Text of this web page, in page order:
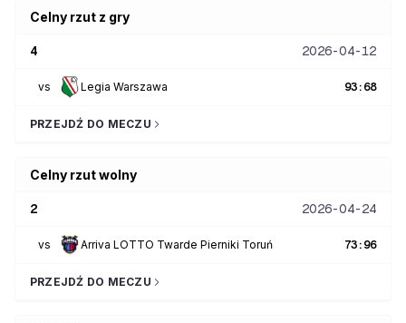
Celny rzut z gry
4 2026-04-12
vs Legia Warszawa 93 : 68
PRZEJDŹ DO MECZU
Celny rzut wolny
2 2026-04-24
vs Arriva LOTTO Twarde Pierniki Toruń 73 : 96
PRZEJDŹ DO MECZU